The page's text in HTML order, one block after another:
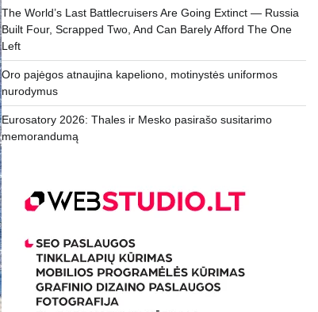
The World’s Last Battlecruisers Are Going Extinct — Russia
Built Four, Scrapped Two, And Can Barely Afford The One
Left
Oro pajėgos atnaujina kapeliono, motinystės uniformos
nurodymus
Eurosatory 2026: Thales ir Mesko pasirašo susitarimo
memorandumą